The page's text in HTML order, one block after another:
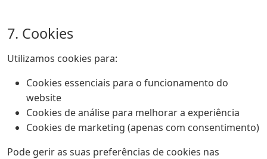
7. Cookies
Utilizamos cookies para:
Cookies essenciais para o funcionamento do
website
Cookies de análise para melhorar a experiência
Cookies de marketing (apenas com consentimento)
Pode gerir as suas preferências de cookies nas